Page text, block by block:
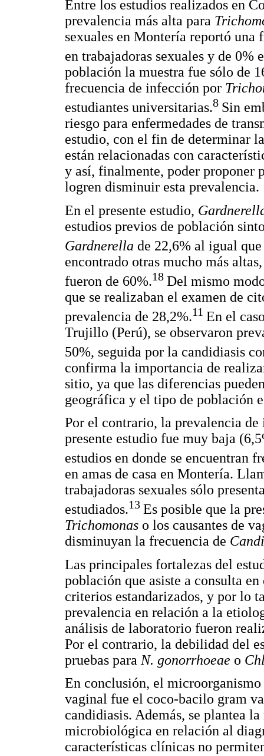
Entre los estudios realizados en
prevalencia más alta para
sexuales en Montería reportó una
en trabajadoras sexuales y de 0%
población la muestra fue sólo de
frecuencia de infección por
estudiantes universitarias.8 Sin
riesgo para enfermedades de
estudio, con el fin de determinar
están relacionadas con
y así, finalmente, poder proponer
logren disminuir esta prevalencia.
En el presente estudio,
estudios previos de población
Gardnerella de 22,6% al igual
encontrado otras mucho más
fueron de 60%.18 Del mismo
que se realizaban el examen de
prevalencia de 28,2%.11 En el
Trujillo (Perú), se observaron
50%, seguida por la candidiasis
confirma la importancia de
sitio, ya que las diferencias
geográfica y el tipo de población
Por el contrario, la prevalencia
presente estudio fue muy baja
estudios en donde se encuentran
en amas de casa en Montería.
trabajadoras sexuales sólo
estudiados.13 Es posible que la
Trichomonas o los causantes de
disminuyan la frecuencia de
Las principales fortalezas del
población que asiste a consulta
criterios estandarizados, y por lo
prevalencia en relación a la
análisis de laboratorio fueron
Por el contrario, la debilidad del
pruebas para N. gonorrhoeae o
En conclusión, el
vaginal fue el coco-bacilo gram
candidiasis. Además, se plantea
microbiológica en relación al
características clínicas no